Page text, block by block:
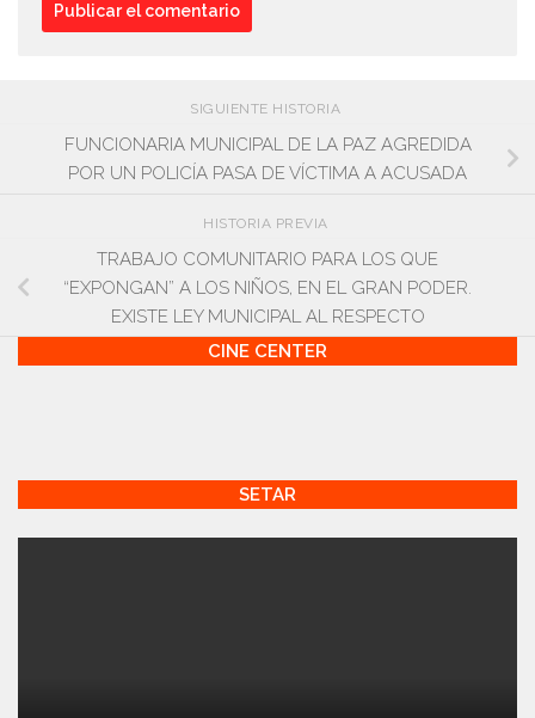
SIGUIENTE HISTORIA
FUNCIONARIA MUNICIPAL DE LA PAZ AGREDIDA
POR UN POLICÍA PASA DE VÍCTIMA A ACUSADA
HISTORIA PREVIA
TRABAJO COMUNITARIO PARA LOS QUE
“EXPONGAN” A LOS NIÑOS, EN EL GRAN PODER.
EXISTE LEY MUNICIPAL AL RESPECTO
CINE CENTER
SETAR